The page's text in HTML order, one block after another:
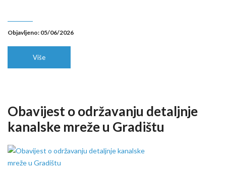
Objavljeno: 05/06/2026
Više
Obavijest o održavanju detaljnje
kanalske mreže u Gradištu